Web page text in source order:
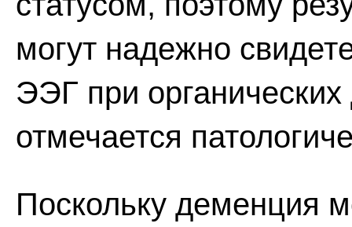
могут надежно
ЭЭГ при
отмечается
Поскольку деменция